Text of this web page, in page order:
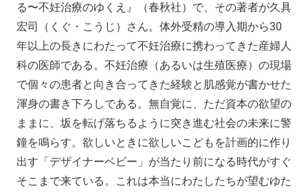
る〜不妊治療のゆくえ』（春秋社）で、その著者が久具
宏司（くぐ・こうじ）さん。体外受精の導入期から30
年以上の長きにわたって不妊治療に携わってきた産婦人
科の医師である。不妊治療（あるいは生殖医療）の現場
で個々の患者と向き合ってきた経験と肌感覚が書かせた
渾身の書き下ろしである。無自覚に、ただ資本の欲望の
ままに、坂を転げ落ちるように突き進む社会の未来に警
鐘を鳴らす。欲しいときに欲しいこどもを計画的に作り
出す「デザイナーベビー」が当たり前になる時代がすぐ
そこまで来ている。これは本当にわたしたちが望むゆた